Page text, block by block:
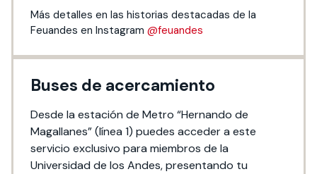
Más detalles en las historias destacadas de la
Feuandes en Instagram @feuandes
Buses de acercamiento
Desde la estación de Metro “Hernando de
Magallanes” (línea 1) puedes acceder a este
servicio exclusivo para miembros de la
Universidad de los Andes, presentando tu